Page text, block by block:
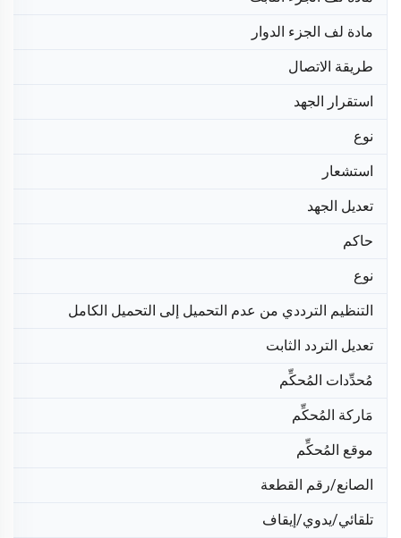
مادة لف الجزء الدوار
طريقة الاتصال
استقرار الجهد
نوع
استشعار
تعديل الجهد
حاكم
نوع
التنظيم الترددي من عدم التحميل إلى التحميل الكامل
تعديل التردد الثابت
مُحدِّدات المُحكِّم
مَاركة المُحكِّم
موقع المُحكِّم
الصانع/رقم القطعة
تلقائي/يدوي/إيقاف